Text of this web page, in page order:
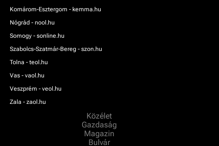
Komárom-Esztergom - kemma.hu
Nógrád - nool.hu
Somogy - sonline.hu
Szabolcs-Szatmár-Bereg - szon.hu
Tolna - teol.hu
Vas - vaol.hu
Veszprém - veol.hu
Zala - zaol.hu
Közélet
Gazdaság
Magazin
Bulvár